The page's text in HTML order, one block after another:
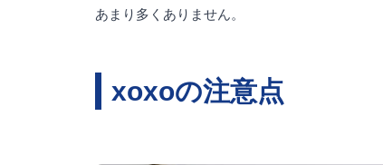
あまり多くありません。
xoxoの注意点